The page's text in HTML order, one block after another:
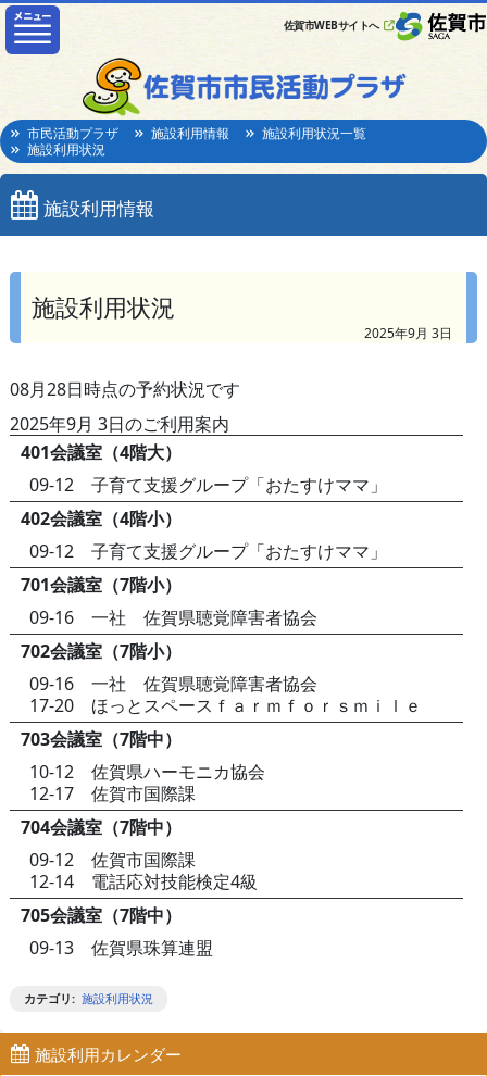
佐賀市WEBサイトへ
市民活動プラザ 施設利用情報
施設利用状況一覧
施設利用状況
施設利用情報
施設利用状況
2025年9月 3日
08月28日時点の予約状況です
2025年9月 3日のご利用案内
401会議室（4階大）
09-12 子育て支援グループ「おたすけママ」
402会議室（4階小）
09-12 子育て支援グループ「おたすけママ」
701会議室（7階小）
09-16 一社 佐賀県聴覚障害者協会
702会議室（7階小）
09-16 一社 佐賀県聴覚障害者協会
17-20 ほっとスペースｆａｒｍｆｏｒｓｍｉｌｅ
703会議室（7階中）
10-12 佐賀県ハーモニカ協会
12-17 佐賀市国際課
704会議室（7階中）
09-12 佐賀市国際課
12-14 電話応対技能検定4級
705会議室（7階中）
09-13 佐賀県珠算連盟
カテゴリ: 施設利用状況
施設利用カレンダー